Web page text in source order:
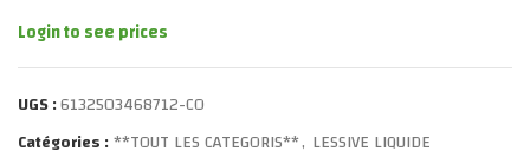
Login to see prices
UGS :6132503468712-CO
Catégories :**TOUT LES CATEGORIS**, LESSIVE LIQUIDE